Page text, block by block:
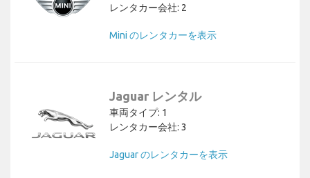
レンタカー会社: 2
Mini のレンタカーを表示
Jaguar レンタル
車両タイプ: 1
レンタカー会社: 3
Jaguar のレンタカーを表示